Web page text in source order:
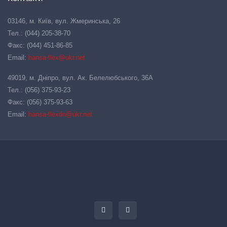
03146, м. Київ, вул. Жмеринська, 26
Тел.: (044) 205-38-70
Факс: (044) 451-86-85
Email: hansa-flex@ukr.net
49019, м. Дніпро, вул. Ак. Белелюбського, 36А
Тел.: (056) 375-93-23
Факс: (056) 375-93-63
Email: hansa-flexdn@ukr.net